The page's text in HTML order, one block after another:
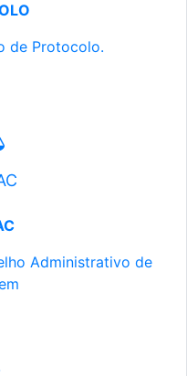
de Protocolo.
Administrativo de